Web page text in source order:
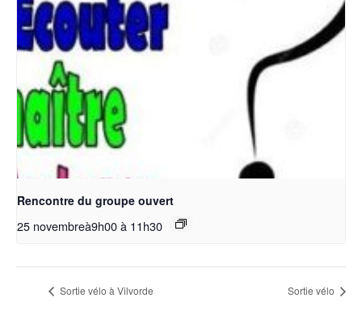
Rencontre du groupe ouvert
25 novembreà9h00à 11h30
Sortie vélo à Vilvorde Sortie vélo